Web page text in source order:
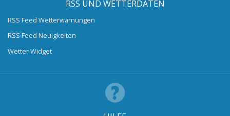
RSS UND WETTERDATEN
RSS Feed Wetterwarnungen
RSS Feed Neuigkeiten
Wetter Widget